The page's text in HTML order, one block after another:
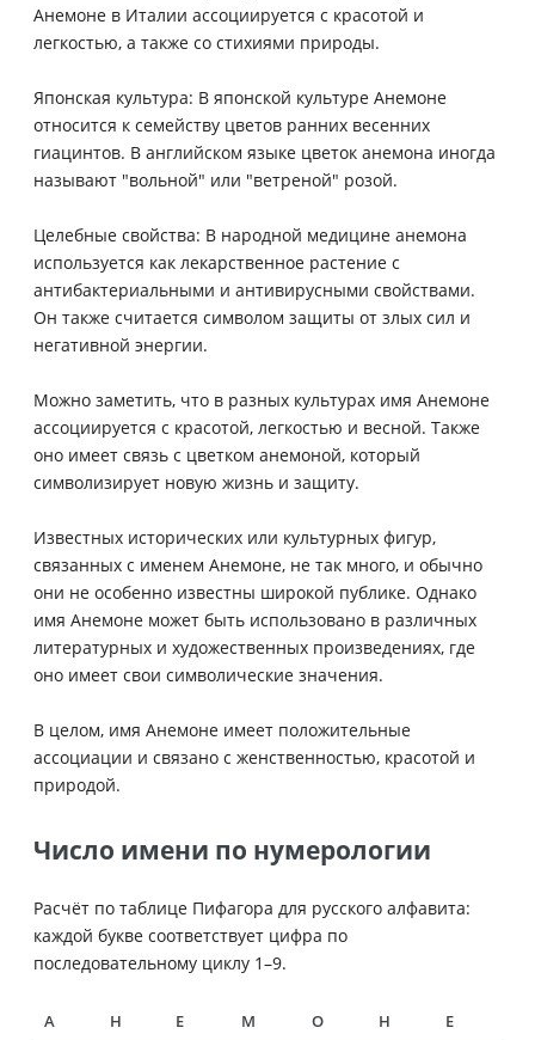
Анемоне в Италии ассоциируется с красотой и
легкостью, а также со стихиями природы.
Японская культура: В японской культуре Анемоне
относится к семейству цветов ранних весенних
гиацинтов. В английском языке цветок анемона иногда
называют "вольной" или "ветреной" розой.
Целебные свойства: В народной медицине анемона
используется как лекарственное растение с
антибактериальными и антивирусными свойствами.
Он также считается символом защиты от злых сил и
негативной энергии.
Можно заметить, что в разных культурах имя Анемоне
ассоциируется с красотой, легкостью и весной. Также
оно имеет связь с цветком анемоной, который
символизирует новую жизнь и защиту.
Известных исторических или культурных фигур,
связанных с именем Анемоне, не так много, и обычно
они не особенно известны широкой публике. Однако
имя Анемоне может быть использовано в различных
литературных и художественных произведениях, где
оно имеет свои символические значения.
В целом, имя Анемоне имеет положительные
ассоциации и связано с женственностью, красотой и
природой.
Число имени по нумерологии
Расчёт по таблице Пифагора для русского алфавита:
каждой букве соответствует цифра по
последовательному циклу 1–9.
А Н Е М О Н Е